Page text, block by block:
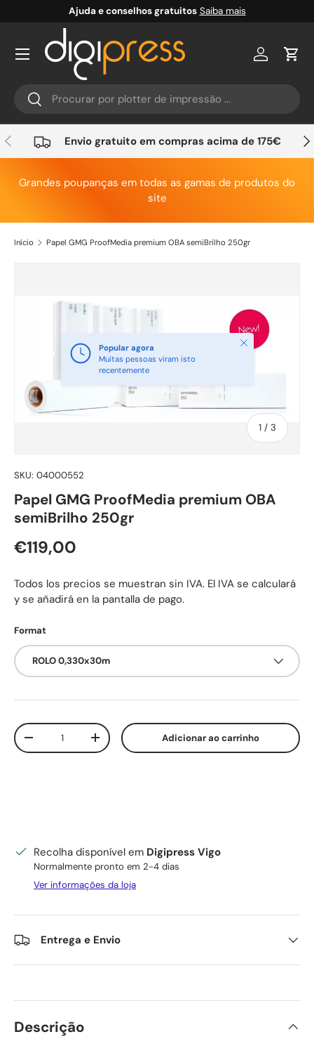
Ir para o conteúdo
Ajuda e conselhos gratuitos Saiba mais
Pesquisar
Pesquisar
Conta
Anterior Envio gratuito em compras acima de 175€
Grandes poupanças em todas as gamas de produtos do
site
Início Papel GMG ProofMedia premium OBA semiBrilho 250gr
1 / de
3
Popular agora
Muitas pessoas viram isto
recentemente
Fechar
SKU: 04000552
Papel GMG ProofMedia premium OBA
semiBrilho 250gr
Preço normal
€119,00
Todos los precios se muestran sin IVA. El IVA se calculará
y se añadirá en la pantalla de pago.
Format
ROLO 0,330x30m
Qtd.
Diminuir quantidadeAumente a quantidadeAdicionar ao carrinho
Recolha disponível em Digipress Vigo
Normalmente pronto em 2-4 dias
Ver informações da loja
Entrega e Envio
Descrição